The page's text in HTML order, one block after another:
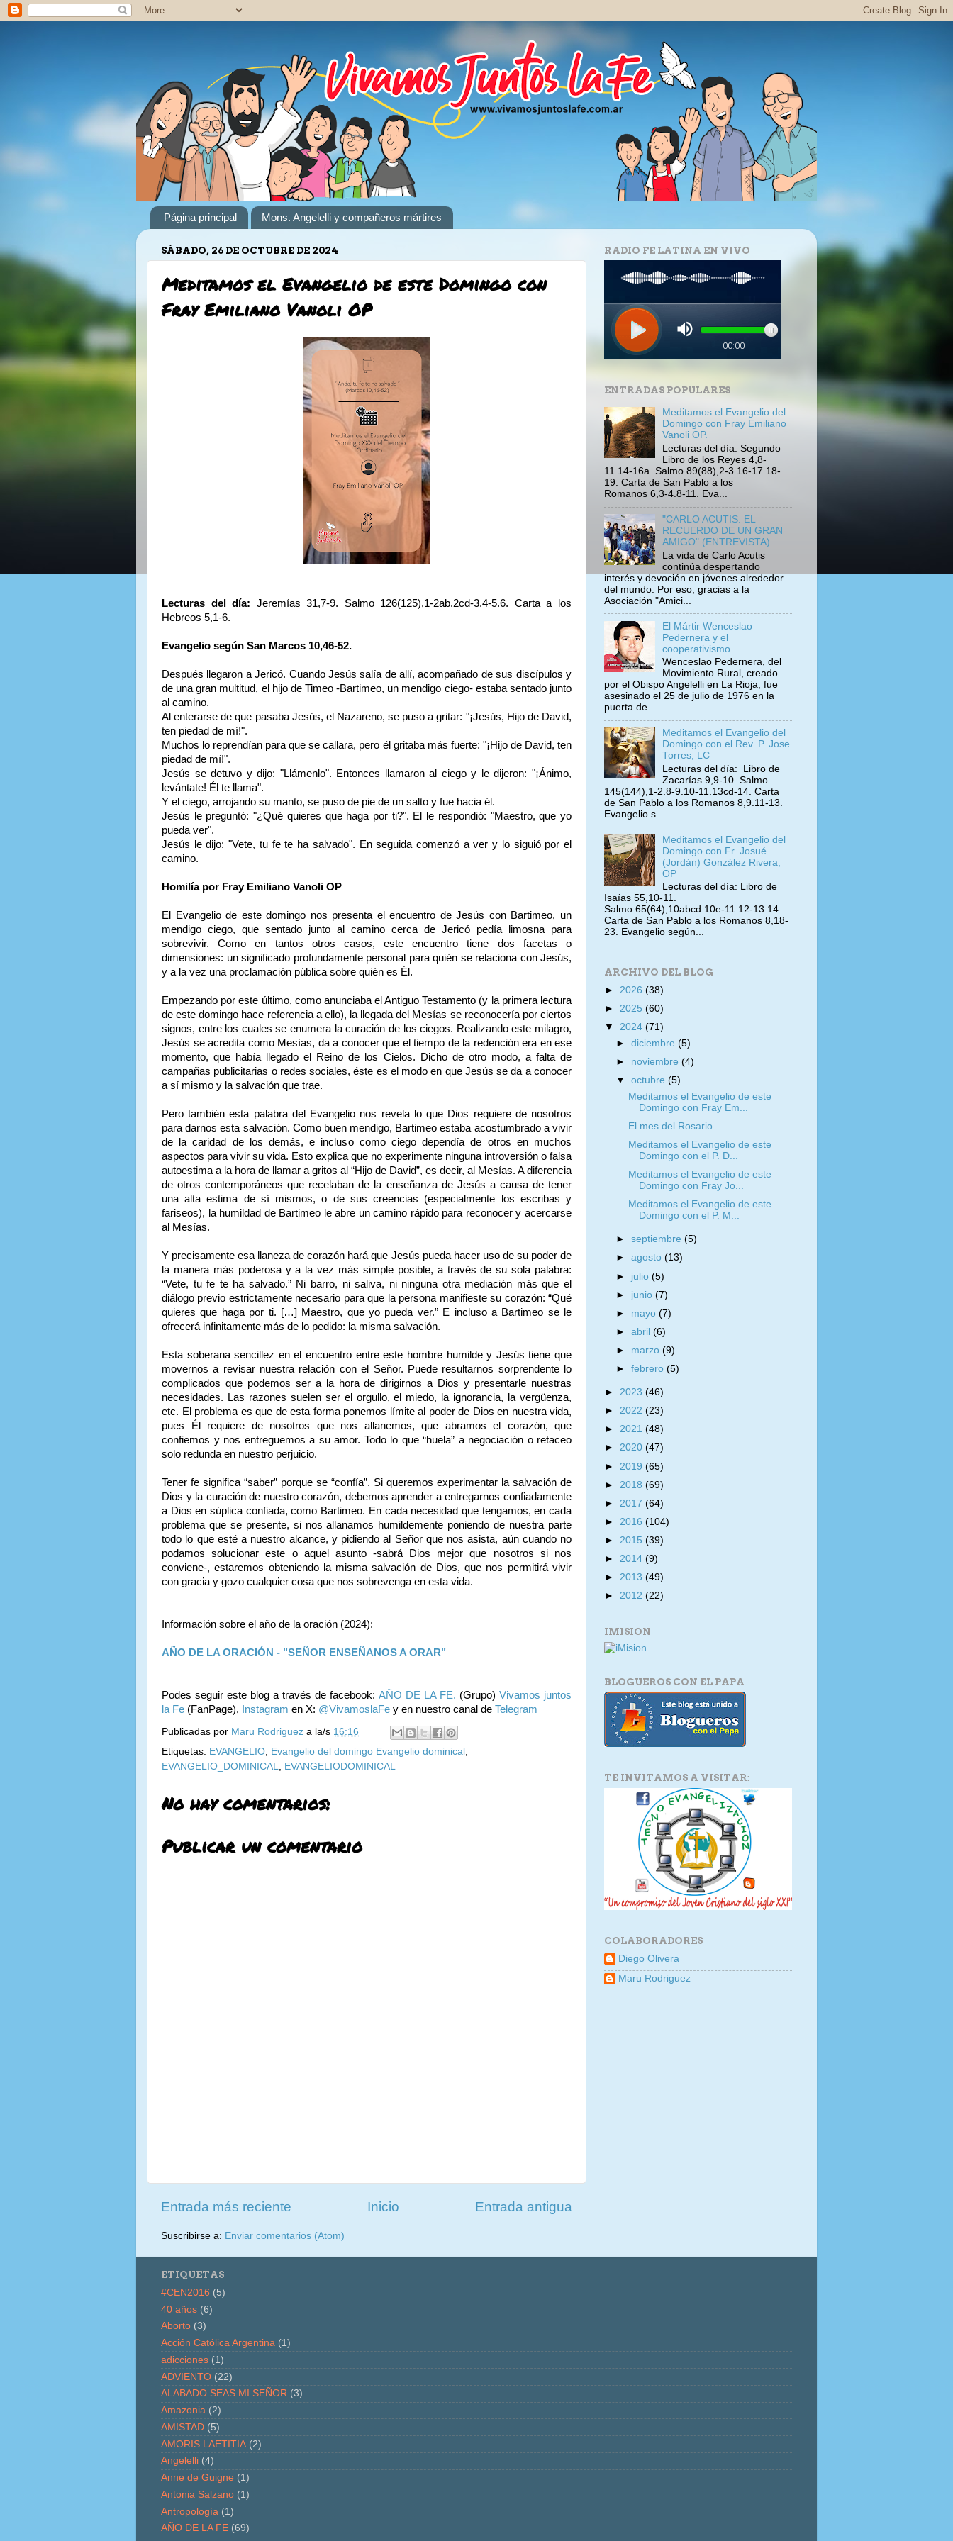
Página principal Mons. Angelelli y compañeros mártires
SÁBADO, 26 DE OCTUBRE DE 2024
Meditamos el Evangelio de este Domingo con
Fray Emiliano Vanoli OP
Lecturas del día: Jeremías 31,7-9. Salmo 126(125),1-2ab.2cd-3.4-5.6. Carta a los
Hebreos 5,1-6.
Evangelio según San Marcos 10,46-52.
Después llegaron a Jericó. Cuando Jesús salía de allí, acompañado de sus discípulos y
de una gran multitud, el hijo de Timeo -Bartimeo, un mendigo ciego- estaba sentado junto
al camino.
Al enterarse de que pasaba Jesús, el Nazareno, se puso a gritar: "¡Jesús, Hijo de David,
ten piedad de mí!".
Muchos lo reprendían para que se callara, pero él gritaba más fuerte: "¡Hijo de David, ten
piedad de mí!".
Jesús se detuvo y dijo: "Llámenlo". Entonces llamaron al ciego y le dijeron: "¡Ánimo,
levántate! Él te llama".
Y el ciego, arrojando su manto, se puso de pie de un salto y fue hacia él.
Jesús le preguntó: "¿Qué quieres que haga por ti?". El le respondió: "Maestro, que yo
pueda ver".
Jesús le dijo: "Vete, tu fe te ha salvado". En seguida comenzó a ver y lo siguió por el
camino.
Homilía por Fray Emiliano Vanoli OP
El Evangelio de este domingo nos presenta el encuentro de Jesús con Bartimeo, un
mendigo ciego, que sentado junto al camino cerca de Jericó pedía limosna para
sobrevivir. Como en tantos otros casos, este encuentro tiene dos facetas o
dimensiones: un significado profundamente personal para quién se relaciona con Jesús,
y a la vez una proclamación pública sobre quién es Él.
Empezando por este último, como anunciaba el Antiguo Testamento (y la primera lectura
de este domingo hace referencia a ello), la llegada del Mesías se reconocería por ciertos
signos, entre los cuales se enumera la curación de los ciegos. Realizando este milagro,
Jesús se acredita como Mesías, da a conocer que el tiempo de la redención era en ese
momento, que había llegado el Reino de los Cielos. Dicho de otro modo, a falta de
campañas publicitarias o redes sociales, éste es el modo en que Jesús se da a conocer
a sí mismo y la salvación que trae.
Pero también esta palabra del Evangelio nos revela lo que Dios requiere de nosotros
para darnos esta salvación. Como buen mendigo, Bartimeo estaba acostumbrado a vivir
de la caridad de los demás, e incluso como ciego dependía de otros en muchos
aspectos para vivir su vida. Esto explica que no experimente ninguna introversión o falsa
autoestima a la hora de llamar a gritos al “Hijo de David”, es decir, al Mesías. A diferencia
de otros contemporáneos que recelaban de la enseñanza de Jesús a causa de tener
una alta estima de sí mismos, o de sus creencias (especialmente los escribas y
fariseos), la humildad de Bartimeo le abre un camino rápido para reconocer y acercarse
al Mesías.
Y precisamente esa llaneza de corazón hará que Jesús pueda hacer uso de su poder de
la manera más poderosa y a la vez más simple posible, a través de su sola palabra:
“Vete, tu fe te ha salvado.” Ni barro, ni saliva, ni ninguna otra mediación más que el
diálogo previo estrictamente necesario para que la persona manifieste su corazón: “Qué
quieres que haga por ti. […] Maestro, que yo pueda ver.” E incluso a Bartimeo se le
ofrecerá infinitamente más de lo pedido: la misma salvación.
Esta soberana sencillez en el encuentro entre este hombre humilde y Jesús tiene que
movernos a revisar nuestra relación con el Señor. Puede resultarnos sorprendente lo
complicados que podemos ser a la hora de dirigirnos a Dios y presentarle nuestras
necesidades. Las razones suelen ser el orgullo, el miedo, la ignorancia, la vergüenza,
etc. El problema es que de esta forma ponemos límite al poder de Dios en nuestra vida,
pues Él requiere de nosotros que nos allanemos, que abramos el corazón, que
confiemos y nos entreguemos a su amor. Todo lo que “huela” a negociación o retaceo
solo redunda en nuestro perjuicio.
Tener fe significa “saber” porque se “confía”. Si queremos experimentar la salvación de
Dios y la curación de nuestro corazón, debemos aprender a entregarnos confiadamente
a Dios en súplica confiada, como Bartimeo. En cada necesidad que tengamos, en cada
problema que se presente, si nos allanamos humildemente poniendo de nuestra parte
todo lo que esté a nuestro alcance, y pidiendo al Señor que nos asista, aún cuando no
podamos solucionar este o aquel asunto -sabrá Dios mejor que nosotros si nos
conviene-, estaremos obteniendo la misma salvación de Dios, que nos permitirá vivir
con gracia y gozo cualquier cosa que nos sobrevenga en esta vida.
Información sobre el año de la oración (2024):
AÑO DE LA ORACIÓN - "SEÑOR ENSEÑANOS A ORAR"
Podes seguir este blog a través de facebook: AÑO DE LA FE. (Grupo) Vivamos juntos
la Fe (FanPage), Instagram en X: @VivamoslaFe y en nuestro canal de Telegram
Publicadas por Maru Rodriguez a la/s 16:16
Etiquetas: EVANGELIO, Evangelio del domingo Evangelio dominical ,
EVANGELIO_DOMINICAL, EVANGELIODOMINICAL
No hay comentarios:
Publicar un comentario
Entrada más reciente Entrada antigua
Inicio
Suscribirse a: Enviar comentarios (Atom)
RADIO FE LATINA EN VIVO
ENTRADAS POPULARES
Meditamos el Evangelio del
Domingo con Fray Emiliano
Vanoli OP.
Lecturas del día: Segundo
Libro de los Reyes 4,8-
11.14-16a. Salmo 89(88),2-3.16-17.18-
19. Carta de San Pablo a los
Romanos 6,3-4.8-11. Eva...
"CARLO ACUTIS: EL
RECUERDO DE UN GRAN
AMIGO" (ENTREVISTA)
La vida de Carlo Acutis
continúa despertando
interés y devoción en jóvenes alrededor
del mundo. Por eso, gracias a la
Asociación "Amici...
El Mártir Wenceslao
Pedernera y el
cooperativismo
Wenceslao Pedernera, del
Movimiento Rural, creado
por el Obispo Angelelli en La Rioja, fue
asesinado el 25 de julio de 1976 en la
puerta de ...
Meditamos el Evangelio del
Domingo con el Rev. P. Jose
Torres, LC
Lecturas del día: Libro de
Zacarías 9,9-10. Salmo
145(144),1-2.8-9.10-11.13cd-14. Carta
de San Pablo a los Romanos 8,9.11-13.
Evangelio s...
Meditamos el Evangelio del
Domingo con Fr. Josué
(Jordán) González Rivera,
OP
Lecturas del día: Libro de
Isaías 55,10-11.
Salmo 65(64),10abcd.10e-11.12-13.14.
Carta de San Pablo a los Romanos 8,18-
23. Evangelio según...
ARCHIVO DEL BLOG
► 2026 (38)
► 2025 (60)
▼ 2024 (71)
►diciembre(5)
► noviembre(4)
▼octubre(5)
Meditamos el Evangelio de este
Domingo con Fray Em...
El mes del Rosario
Meditamos el Evangelio de este
Domingo con el P. D...
Meditamos el Evangelio de este
Domingo con Fray Jo...
Meditamos el Evangelio de este
Domingo con el P. M...
►septiembre(5)
►agosto(13)
► julio(5)
► junio(7)
► mayo(7)
►abril(6)
► marzo(9)
►febrero(5)
► 2023 (46)
► 2022 (23)
► 2021 (48)
► 2020 (47)
► 2019 (65)
► 2018 (69)
► 2017 (64)
► 2016 (104)
► 2015 (39)
► 2014 (9)
► 2013 (49)
► 2012 (22)
IMISION
BLOGUEROS CON EL PAPA
TE INVITAMOS A VISITAR:
COLABORADORES
Diego Olivera
Maru Rodriguez
ETIQUETAS
#CEN2016 (5)
40 años (6)
Aborto (3)
Acción Católica Argentina (1)
adicciones (1)
ADVIENTO (22)
ALABADO SEAS MI SEÑOR (3)
Amazonia (2)
AMISTAD (5)
AMORIS LAETITIA (2)
Angelelli (4)
Anne de Guigne (1)
Antonia Salzano (1)
Antropología (1)
AÑO DE LA FE (69)